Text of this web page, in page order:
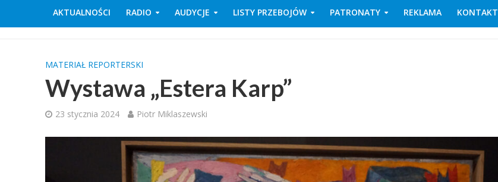
AKTUALNOŚCI RADIO AUDYCJE LISTY PRZEBOJÓW PATRONATY REKLAMA KONTAKT
MATERIAŁ REPORTERSKI
Wystawa „Estera Karp”
23 stycznia 2024 Piotr Miklaszewski